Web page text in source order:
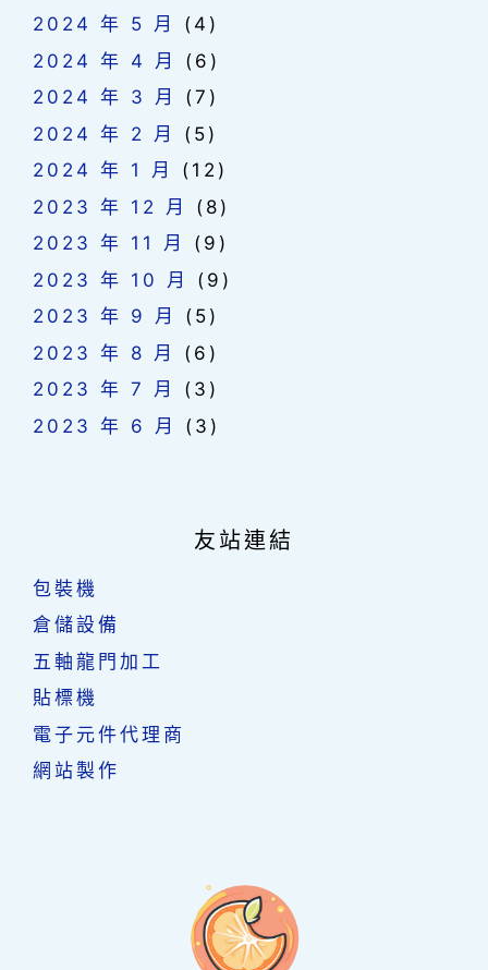
2024 年 5 月
(4)
2024 年 4 月
(6)
2024 年 3 月
(7)
2024 年 2 月
(5)
2024 年 1 月
(12)
2023 年 12 月
(8)
2023 年 11 月
(9)
2023 年 10 月
(9)
2023 年 9 月
(5)
2023 年 8 月
(6)
2023 年 7 月
(3)
2023 年 6 月
(3)
友站連結
包裝機
倉儲設備
五軸龍門加工
貼標機
電子元件代理商
網站製作